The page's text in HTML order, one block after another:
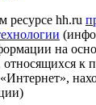
hh.ru
на
относящихся к